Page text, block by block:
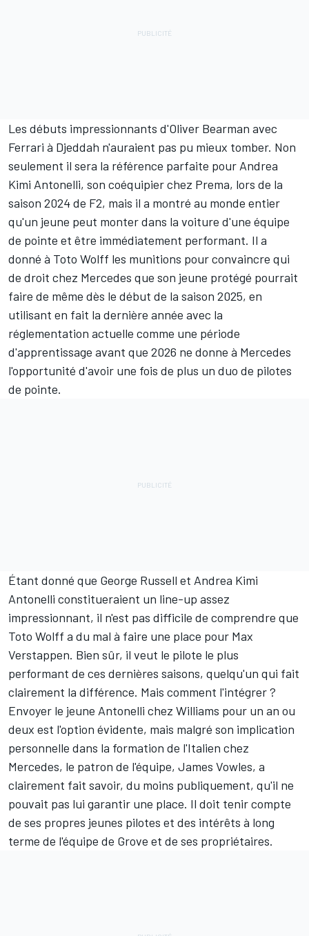
Les débuts impressionnants d'Oliver Bearman avec
Ferrari à Djeddah n'auraient pas pu mieux tomber. Non
seulement il sera la référence parfaite pour Andrea
Kimi Antonelli, son coéquipier chez Prema, lors de la
saison 2024 de F2, mais il a montré au monde entier
qu'un jeune peut monter dans la voiture d'une équipe
de pointe et être immédiatement performant. Il a
donné à Toto Wolff les munitions pour convaincre qui
de droit chez Mercedes que son jeune protégé pourrait
faire de même dès le début de la saison 2025, en
utilisant en fait la dernière année avec la
réglementation actuelle comme une période
d'apprentissage avant que 2026 ne donne à Mercedes
l'opportunité d'avoir une fois de plus un duo de pilotes
de pointe.
Étant donné que George Russell et Andrea Kimi
Antonelli constitueraient un line-up assez
impressionnant, il n'est pas difficile de comprendre que
Toto Wolff a du mal à faire une place pour Max
Verstappen. Bien sûr, il veut le pilote le plus
performant de ces dernières saisons, quelqu'un qui fait
clairement la différence. Mais comment l'intégrer ?
Envoyer le jeune Antonelli chez Williams pour un an ou
deux est l'option évidente, mais malgré son implication
personnelle dans la formation de l'Italien chez
Mercedes, le patron de l'équipe, James Vowles, a
clairement fait savoir, du moins publiquement, qu'il ne
pouvait pas lui garantir une place. Il doit tenir compte
de ses propres jeunes pilotes et des intérêts à long
terme de l'équipe de Grove et de ses propriétaires.